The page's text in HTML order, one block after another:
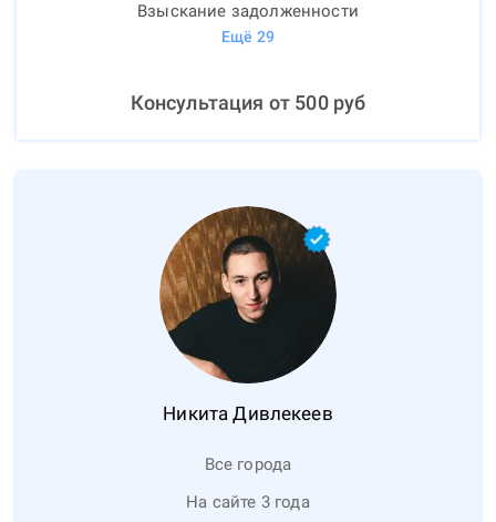
Взыскание задолженности
Ещё 29
Консультация от 500руб
Никита Дивлекеев
Все города
На сайте 3 года